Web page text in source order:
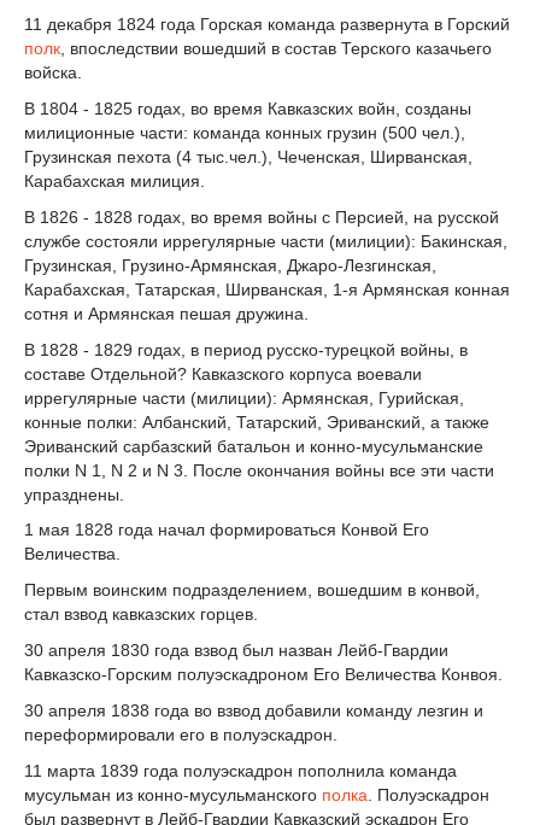
11 декабря 1824 года Горская команда развернута в Горский
полк , впоследствии вошедший в состав Терского казачьего
войска.
В 1804 - 1825 годах, во время Кавказских войн, созданы
милиционные части: команда конных грузин (500 чел.),
Грузинская пехота (4 тыс.чел.), Чеченская, Ширванская,
Карабахская милиция.
В 1826 - 1828 годах, во время войны с Персией, на русской
службе состояли иррегулярные части (милиции): Бакинская,
Грузинская, Грузино-Армянская, Джаро-Лезгинская,
Карабахская, Татарская, Ширванская, 1-я Армянская конная
сотня и Армянская пешая дружина.
В 1828 - 1829 годах, в период русско-турецкой войны, в
составе Отдельной? Кавказского корпуса воевали
иррегулярные части (милиции): Армянская, Гурийская,
конные полки: Албанский, Татарский, Эриванский, а также
Эриванский сарбазский батальон и конно-мусульманские
полки N 1, N 2 и N 3. После окончания войны все эти части
упразднены.
1 мая 1828 года начал формироваться Конвой Его
Величества.
Первым воинским подразделением, вошедшим в конвой,
стал взвод кавказских горцев.
30 апреля 1830 года взвод был назван Лейб-Гвардии
Кавказско-Горским полуэскадроном Его Величества Конвоя.
30 апреля 1838 года во взвод добавили команду лезгин и
переформировали его в полуэскадрон.
11 марта 1839 года полуэскадрон пополнила команда
мусульман из конно-мусульманского полка . Полуэскадрон
был развернут в Лейб-Гвардии Кавказский эскадрон Его